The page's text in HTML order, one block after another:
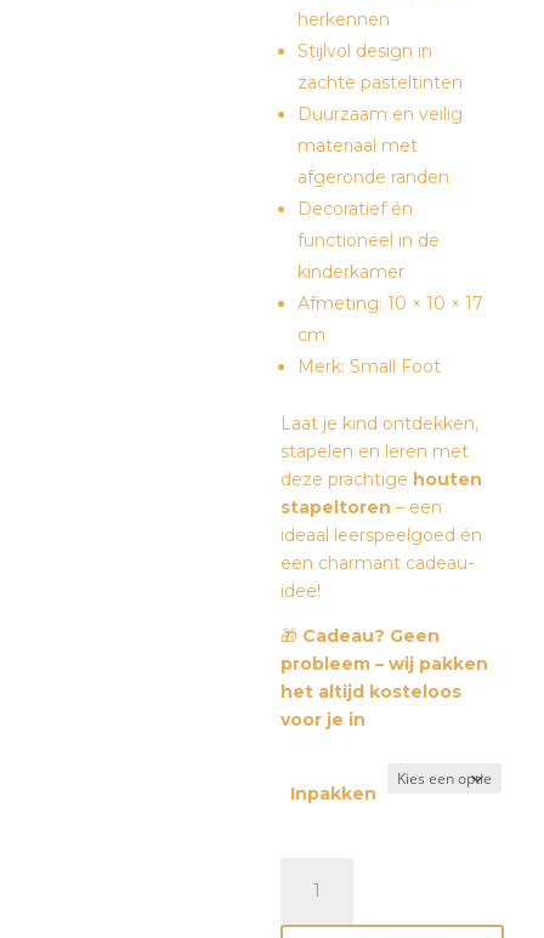
herkennen
Stijlvol design in
zachte pasteltinten
Duurzaam en veilig
materiaal met
afgeronde randen
Decoratief én
functioneel in de
kinderkamer
Afmeting: 10 × 10 × 17
cm
Merk: Small Foot
Laat je kind ontdekken,
stapelen en leren met
deze prachtige houten
stapeltoren – een
ideaal leerspeelgoed én
een charmant cadeau-
idee!
🎁 Cadeau? Geen
probleem – wij pakken
het altijd kosteloos
voor je in
Inpakken
Stapeltoren
-